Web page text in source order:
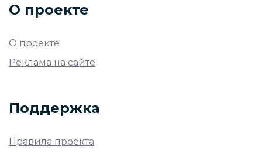
О проекте
О проекте
Реклама на сайте
Поддержка
Правила проекта